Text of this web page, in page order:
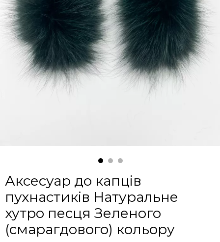
Аксесуар до капців
пухнастиків Натуральне
хутро песця Зеленого
(смарагдового) кольору